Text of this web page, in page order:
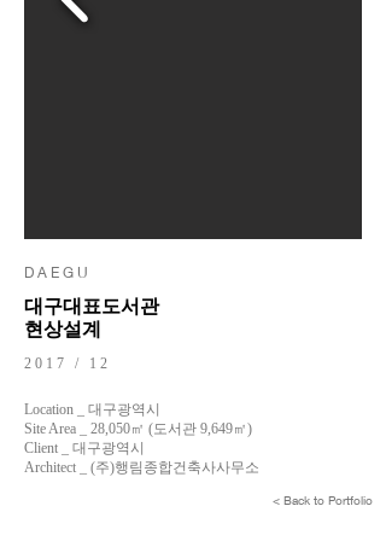
D A E G U
대구대표도서관
현상설계
2017 / 12
Location _ 대구광역시
Site Area _ 28,050㎡ (도서관 9,649㎡)
Client _ 대구광역시
Architect _ (주)행림종합건축사사무소
< Back to Portfolio